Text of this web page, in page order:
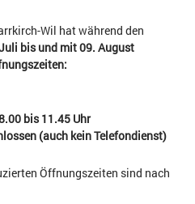
Wil hat während den
bis und mit 09. August
bis 11.45 Uhr
(auch kein Telefondienst)
Öffnungszeiten sind nach